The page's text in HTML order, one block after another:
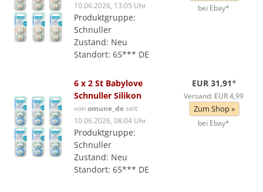
10.06.2026, 13:05 Uhr
Produktgruppe:
Schnuller
Zustand: Neu
Standort: 65*** DE
bei Ebay*
6 x 2 St Babylove
Schnuller Silikon
vonomune_deseit
10.06.2026, 08:04 Uhr
Produktgruppe:
Schnuller
Zustand: Neu
Standort: 65*** DE
EUR 31,91*
Versand: EUR 4,99
Zum Shop »
bei Ebay*